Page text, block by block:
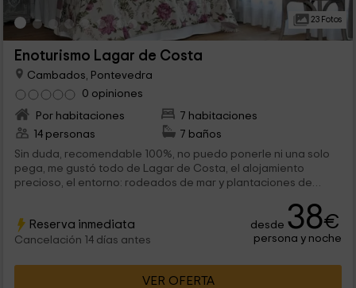
23 Fotos
Enoturismo Lagar de Costa
Cambados, Pontevedra
0 opiniones
Por habitaciones
7 habitaciones
14 personas
7 baños
Sin duda, recomendable 100%, no puedo ponerle ni una solo
pega, me gustó todo de Lagar de Costa, el alojamiento
precioso, el entorno: rodeados de mar y plantaciones de
todo muy limpio y nuevo, y el trato de los propietarios
inmejorable, puedes visitar la bodega y disfrutar de tu botella
de Albariño de elaboración propia de la bodega, que por
Reserva inmediata
Cancelación 14 días antes
desde 38€
persona y noche
VER OFERTA